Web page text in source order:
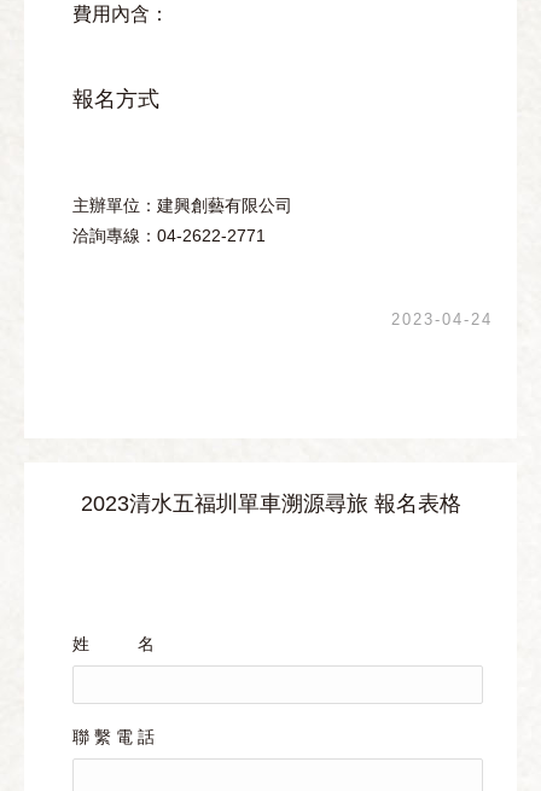
費用內含：
報名方式
主辦單位：建興創藝有限公司
洽詢專線：04-2622-2771
2023-04-24
2023清水五福圳單車溯源尋旅 報名表格
姓 名
聯 繫 電 話